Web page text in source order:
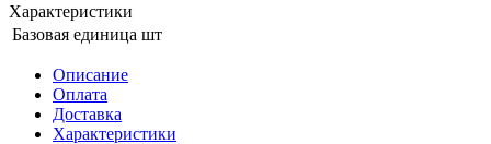
Характеристики
Базовая единица шт
Описание
Оплата
Доставка
Характеристики